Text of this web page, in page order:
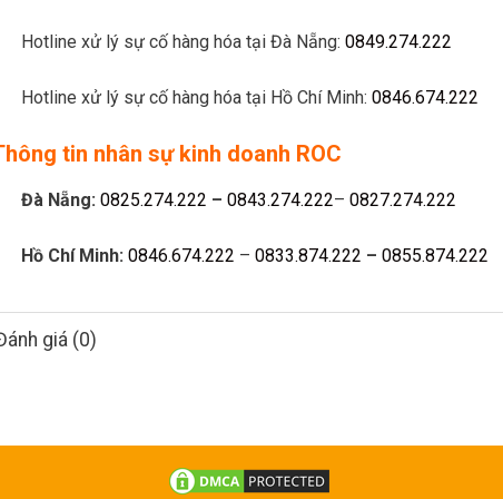
Hotline xử lý sự cố hàng hóa tại Đà Nẵng: 0849.274.222
Hotline xử lý sự cố hàng hóa tại Hồ Chí Minh: 0846.674.222
tin nhân sự kinh doanh ROC
Đà Nẵng: 0825.274.222 – 0843.274.222– 0827.274.222
Hồ Chí Minh: 0846.674.222 – 0833.874.222 – 0855.874.222
giá (0)